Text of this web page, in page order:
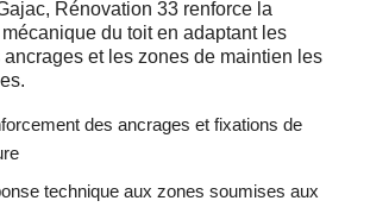
Rénovation 33 renforce la
du toit en adaptant les
et les zones de maintien les
des ancrages et fixations de
technique aux zones soumises aux